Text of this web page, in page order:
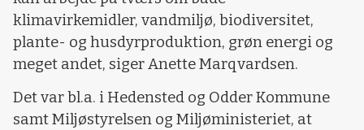
klimavirkemidler, vandmiljø, biodiversitet,
plante- og husdyrproduktion, grøn energi og
meget andet, siger Anette Marqvardsen.
Det var bl.a. i Hedensted og Odder Kommune
samt Miljøstyrelsen og Miljøministeriet, at